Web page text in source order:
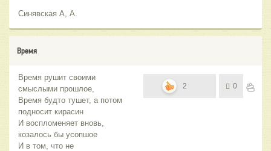
Синявская А, А.
Время
Время рушит своими
смыслыми прошлое,
Время будто тушет, а потом
подносит кирасин
И воспломеняет вновь,
козалось бы усопшое
И в том, что не
2 0